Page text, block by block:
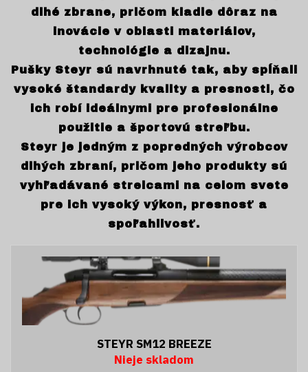
dlhé zbrane, pričom kladie dôraz na
inovácie v oblasti materiálov,
technológie a dizajnu.
Pušky Steyr sú navrhnuté tak, aby spĺňali
vysoké štandardy kvality a presnosti, čo
ich robí ideálnymi pre profesionálne
použitie a športovú streľbu.
Steyr je jedným z popredných výrobcov
dlhých zbraní, pričom jeho produkty sú
vyhľadávané strelcami na celom svete
pre ich vysoký výkon, presnosť a
spoľahlivosť.
STEYR SM12 BREEZE
Nieje skladom